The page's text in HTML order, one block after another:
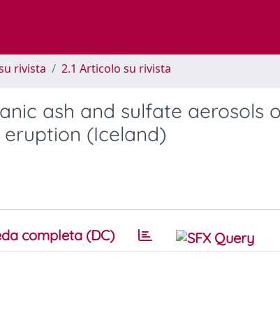
rivista 2.1 Articolo su rivista
ash and sulfate aerosols
eruption (Iceland)
completa (DC)